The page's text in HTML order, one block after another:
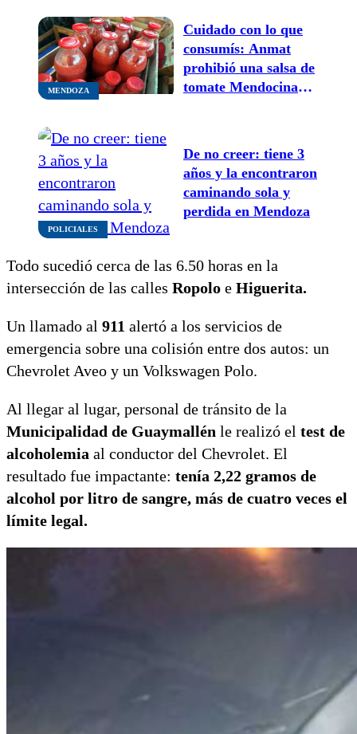
MENDOZA
Cuidado con lo que
consumís: Anmat
prohibió una salsa de
tomate Mendocina
POLICIALES
De no creer: tiene 3
años y la encontraron
caminando sola y
perdida en Mendoza
Todo sucedió cerca de las 6.50 horas en la
intersección de las calles Ropolo e Higuerita.
Un llamado al 911 alertó a los servicios de
emergencia sobre una colisión entre dos autos: un
Chevrolet Aveo y un Volkswagen Polo.
Al llegar al lugar, personal de tránsito de la
Municipalidad de Guaymallén le realizó el test de
alcoholemia al conductor del Chevrolet. El
resultado fue impactante: tenía 2,22 gramos de
alcohol por litro de sangre, más de cuatro veces el
límite legal.